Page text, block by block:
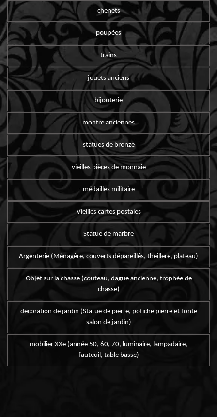
chenets
poupées
trains
jouets anciens
bijouterie
montre anciennes
statues de bronze
vieilles pièces de monnaie
médailles militaire
Vieilles cartes postales
Statue de marbre
Argenterie (Ménagère, couverts dépareillés, theillere, plateau)
Objet sur la chasse (couteau, dague ancienne, trophée de
chasse)
décoration de jardin (Statue de pierre, potiche pierre et fonte
salon de jardin)
mobilier XXe (année 50, 60, 70, luminaire, lampadaire,
fauteuil, table basse)